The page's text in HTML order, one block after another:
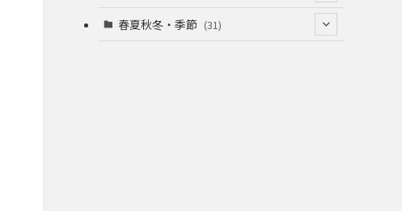
(49)
(8)(13)
(5)
春夏秋冬・季節 (31)